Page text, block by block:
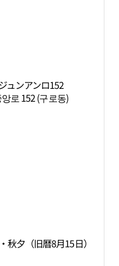
ュンアンロ152
로 152 (구로동)
秋夕（旧暦8月15日）